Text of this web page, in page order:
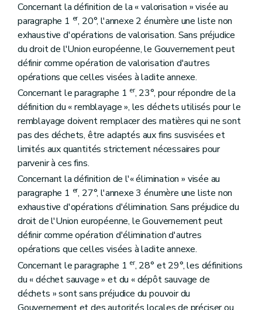
Concernant la définition de la « valorisation » visée au
paragraphe 1 er, 20°, l'annexe 2 énumère une liste non
exhaustive d'opérations de valorisation. Sans préjudice
du droit de l'Union européenne, le Gouvernement peut
définir comme opération de valorisation d'autres
opérations que celles visées à ladite annexe.
Concernant le paragraphe 1 er, 23°, pour répondre de la
définition du « remblayage », les déchets utilisés pour le
remblayage doivent remplacer des matières qui ne sont
pas des déchets, être adaptés aux fins susvisées et
limités aux quantités strictement nécessaires pour
parvenir à ces fins.
Concernant la définition de l'« élimination » visée au
paragraphe 1 er, 27°, l'annexe 3 énumère une liste non
exhaustive d'opérations d'élimination. Sans préjudice du
droit de l'Union européenne, le Gouvernement peut
définir comme opération d'élimination d'autres
opérations que celles visées à ladite annexe.
Concernant le paragraphe 1 er, 28° et 29°, les définitions
du « déchet sauvage » et du « dépôt sauvage de
déchets » sont sans préjudice du pouvoir du